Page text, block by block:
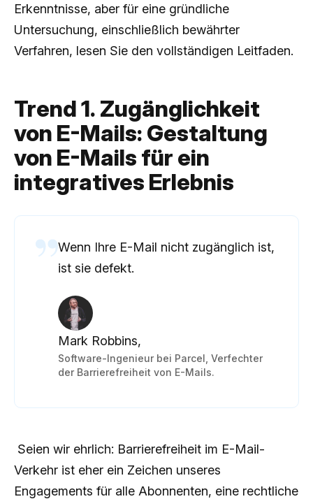
Erkenntnisse, aber für eine gründliche
Untersuchung, einschließlich bewährter
Verfahren, lesen Sie den vollständigen Leitfaden.
Trend 1. Zugänglichkeit
von E-Mails: Gestaltung
von E-Mails für ein
integratives Erlebnis
Wenn Ihre E-Mail nicht zugänglich ist,
ist sie defekt.
Mark Robbins,
Software-Ingenieur bei Parcel, Verfechter
der Barrierefreiheit von E-Mails.
Seien wir ehrlich: Barrierefreiheit im E-Mail-
Verkehr ist eher ein Zeichen unseres
Engagements für alle Abonnenten, eine rechtliche